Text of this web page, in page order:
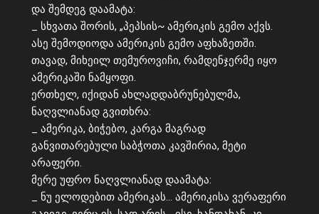
და შემდეგ დაამატა:
_ სხვათა შორის, „პეპსის~ ამერიკის გემო აქვს.
ასე შემოდიოდა ამერიკის გემო აფხაზეთში.
თავად, მიხეილ თემუროვიჩი, რამდენჯერმე იყო
ამერიკაში ნამყოფი.
ერთხელ, იქიდან ახლადდაბრუნებულმა,
ნაღვლიანად გვითხრა:
_ ამერიკა, ბიჭებო, კარგა მაგრად
განვითარებული საბჭოთა კავშირია, მეტი
არაფერი.
მერე უფრო ნაღვლიანად დაამატა:
_ ნუ ელოდებით ამერიკას… ამერიკისა ვერაფერი